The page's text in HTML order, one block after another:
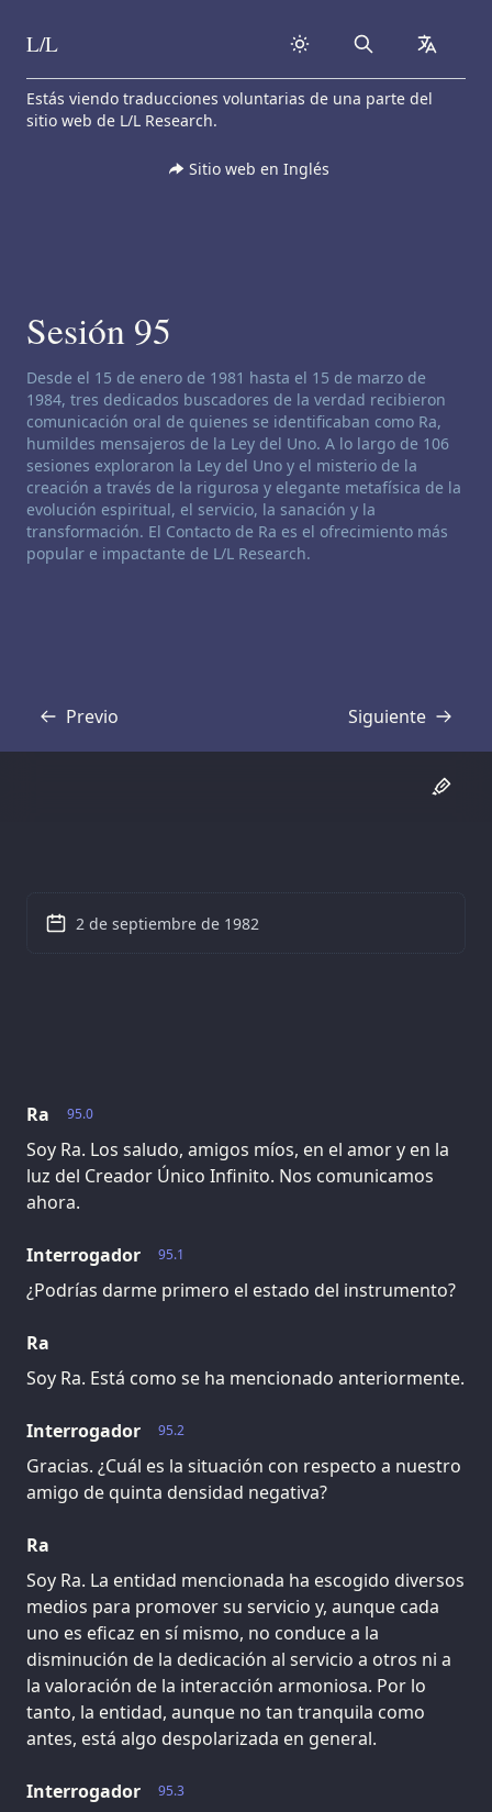
Skip to content
L/L Search
Estás viendo traducciones voluntarias de una parte del
sitio web de L/L Research.
Sitio web en Inglés
Sesión 95
Descargo de responsabilidad de canalización:
Desde el 15 de enero de 1981 hasta el 15 de marzo de
1984, tres dedicados buscadores de la verdad recibieron
comunicación oral de quienes se identificaban como Ra,
humildes mensajeros de la Ley del Uno. A lo largo de 106
sesiones exploraron la Ley del Uno y el misterio de la
creación a través de la rigurosa y elegante metafísica de la
evolución espiritual, el servicio, la sanación y la
transformación. El Contacto de Ra es el ofrecimiento más
popular e impactante de L/L Research.
Previo
Transcripción Siguiente
Transcripción
95.0
Ra
Soy Ra. Los saludo, amigos míos, en el amor y en la
luz del Creador Único Infinito. Nos comunicamos
ahora.
95.1
Interrogador
¿Podrías darme primero el estado del instrumento?
Ra
Soy Ra. Está como se ha mencionado anteriormente.
95.2
Interrogador
Gracias. ¿Cuál es la situación con respecto a nuestro
amigo de quinta densidad negativa?
Ra
Soy Ra. La entidad mencionada ha escogido diversos
medios para promover su servicio y, aunque cada
uno es eficaz en sí mismo, no conduce a la
disminución de la dedicación al servicio a otros ni a
la valoración de la interacción armoniosa. Por lo
tanto, la entidad, aunque no tan tranquila como
antes, está algo despolarizada en general.
95.3
Interrogador
2 de septiembre de 1982